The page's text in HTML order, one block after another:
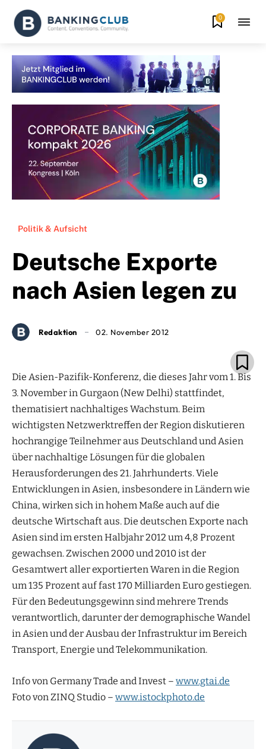
0
Politik & Aufsicht
Deutsche Exporte
nach Asien legen zu
Redaktion 02. November 2012
Die Asien-Pazifik-Konferenz, die dieses Jahr vom 1. Bis
3. November in Gurgaon (New Delhi) stattfindet,
thematisiert nachhaltiges Wachstum. Beim
wichtigsten Netzwerktreffen der Region diskutieren
hochrangige Teilnehmer aus Deutschland und Asien
über nachhaltige Lösungen für die globalen
Herausforderungen des 21. Jahrhunderts. Viele
Entwicklungen in Asien, insbesondere in Ländern wie
China, wirken sich in hohem Maße auch auf die
deutsche Wirtschaft aus. Die deutschen Exporte nach
Asien sind im ersten Halbjahr 2012 um 4,8 Prozent
gewachsen. Zwischen 2000 und 2010 ist der
Gesamtwert aller exportierten Waren in die Region
um 135 Prozent auf fast 170 Milliarden Euro gestiegen.
Für den Bedeutungsgewinn sind mehrere Trends
verantwortlich, darunter der demographische Wandel
in Asien und der Ausbau der Infrastruktur im Bereich
Transport, Energie und Telekommunikation.
Info von Germany Trade and Invest – www.gtai.de
Foto von ZINQ Studio – www.istockphoto.de